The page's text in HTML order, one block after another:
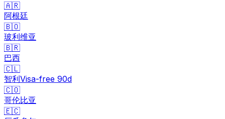
🇦🇷
阿根廷
🇧🇴
玻利维亚
🇧🇷
巴西
🇨🇱
智利Visa-free 90d
🇨🇴
哥伦比亚
🇪🇨